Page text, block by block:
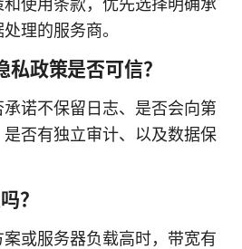
使用条款，优先选择明确承
理的服务商。
政策是否可信？
诺不保留日志、是否会向第
否有独立审计、以及数据保
？
或服务器负载高时，带宽有